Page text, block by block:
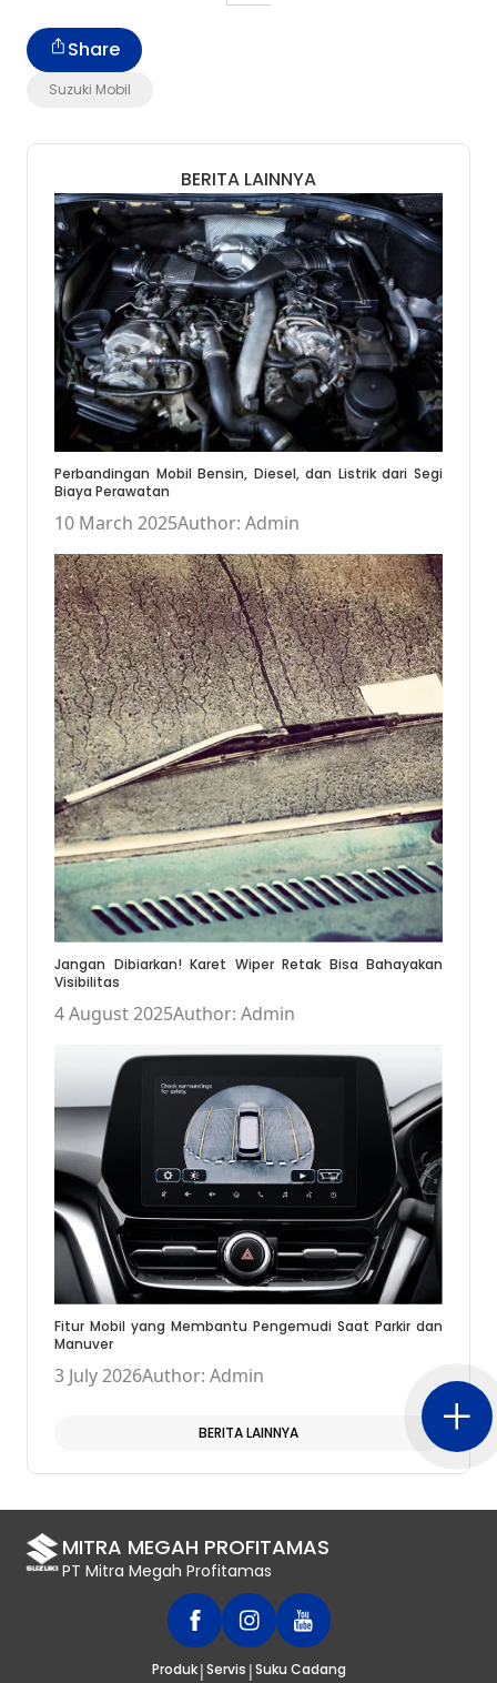
Suzuki Mobil
Share
BERITA LAINNYA
Perbandingan Mobil Bensin, Diesel, dan Listrik dari Segi
Biaya Perawatan
10 March 2025Author: Admin
Jangan Dibiarkan! Karet Wiper Retak Bisa Bahayakan
Visibilitas
4 August 2025Author: Admin
Fitur Mobil yang Membantu Pengemudi Saat Parkir dan
Manuver
3 July 2026Author: Admin
BERITA LAINNYA
MITRA MEGAH PROFITAMAS
PT Mitra Megah Profitamas
Produk|Servis |Suku Cadang